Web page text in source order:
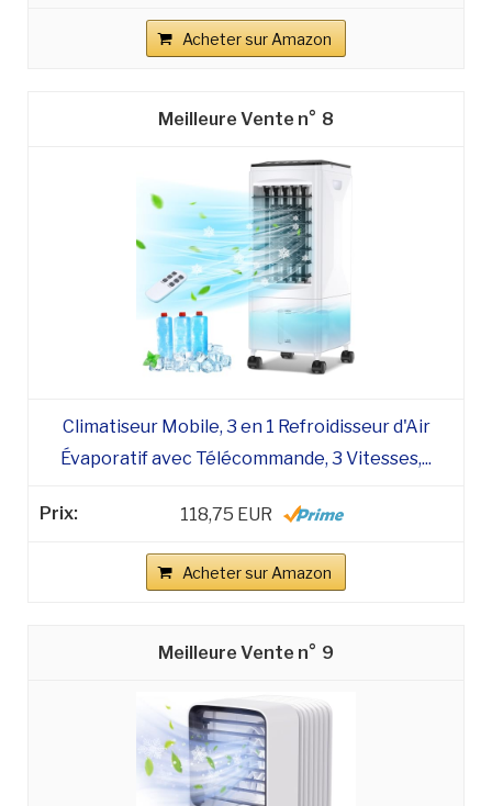
Acheter sur Amazon
8
Climatiseur Mobile, 3 en 1 Refroidisseur d'Air
Évaporatif avec Télécommande, 3 Vitesses,...
118,75 EUR
Acheter sur Amazon
9